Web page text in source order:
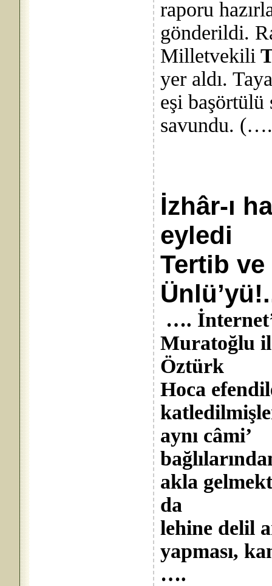
raporu
gönderildi.
Milletvekili
yer aldı.
eşi başörtülü
savundu.
İzhâr-ı
Tertib ve
….
Muratoğlu
Öztürk
Hoca
aynı câmi’
akla
da
lehine delil
yapması,
….